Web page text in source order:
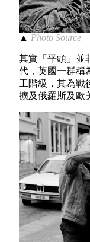
▲ Photo Source
其實「平頭」並
代，英國一群稱
工階級，其為戰
擴及俄羅斯及歐